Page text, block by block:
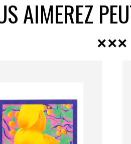
AIMEREZ